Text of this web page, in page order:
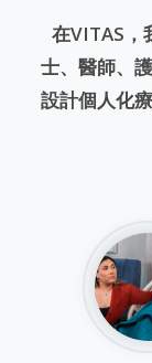
在VITAS，
士、醫師、
設計個人化